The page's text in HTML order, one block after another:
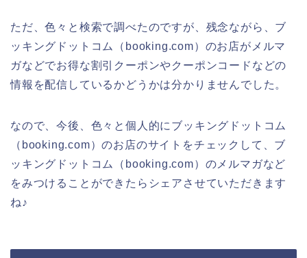
ただ、色々と検索で調べたのですが、残念ながら、ブ
ッキングドットコム（booking.com）のお店がメルマ
ガなどでお得な割引クーポンやクーポンコードなどの
情報を配信しているかどうかは分かりませんでした。
なので、今後、色々と個人的にブッキングドットコム
（booking.com）のお店のサイトをチェックして、ブ
ッキングドットコム（booking.com）のメルマガなど
をみつけることができたらシェアさせていただきます
ね♪